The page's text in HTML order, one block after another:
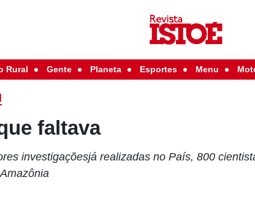
Rural Gente Planeta Esportes Menu
faltava
investigaçõesjá realizadas no País, 800